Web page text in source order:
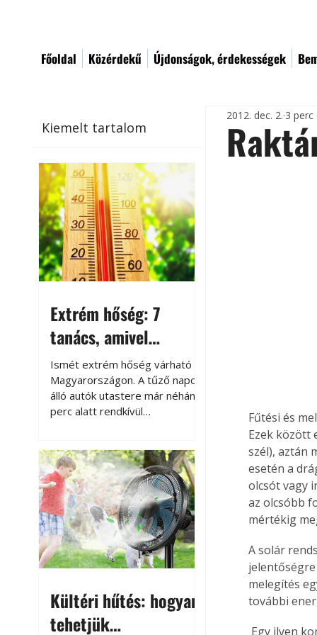
Főoldal Közérdekű Újdonságok, érdekességek
Kiemelt tartalom
Extrém hőség: 7
tanács, amivel
megóvhatjuk
autónkat a nyári
károktól
Ismét extrém hőség várható
Magyarországon. A tűző napon
álló autók utastere már néhány
perc alatt rendkívül
megközelítheti. Ez nemcsak a
beszállást teszi kellemetlenné,
hanem az autó állapotára és a
benne hagyott tárgyakra is
káros hatással lehet. Néhány
egyszerű óvintézkedéssel
azonban jelentősen
csökkenthetjük a hőség káros
Kültéri hűtés: hogyan
tehetjük
2012. dec. 2. 3 perc
Fűtési és
Ezek között
szél), aztán
esetén a
olcsót vagy
az olcsóbb
mértékig
A solár
melegítés
további